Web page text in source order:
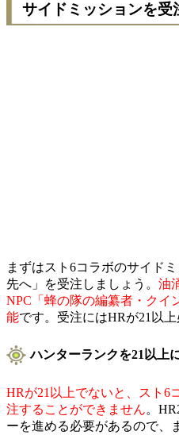
サイドミッションを受
まずはスト6コラボのサイド
先へ」を受注しましょう。 油
NPC「蜂の隊の編纂者・クイ
能です。受注にはHRが21以
ハンターランクを21以上
HRが21以上でないと、スト6
注することができません。
ーを進める必要があるので、